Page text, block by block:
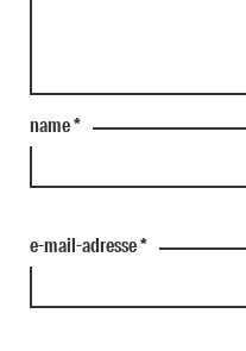
name*
e-mail-adresse*